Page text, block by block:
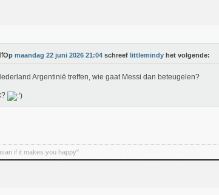
Op maandag 22 juni 2026 21:04 schreef littlemindy het volgende:
Argentinië treffen, wie gaat Messi dan beteugelen?
if it makes you happy"